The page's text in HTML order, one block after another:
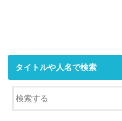
タイトルや人名で検索